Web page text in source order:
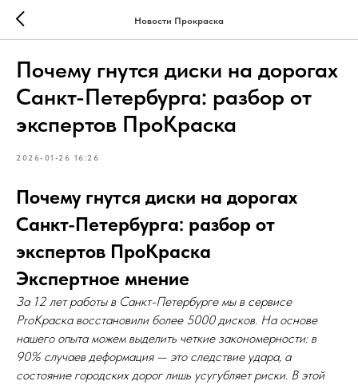
Новости Прокраска
Почему гнутся диски на дорогах
Санкт-Петербурга: разбор от
экспертов ПроКраска
2026-01-26 16:26
Почему гнутся диски на дорогах
Санкт-Петербурга: разбор от
экспертов ПроКраска
Экспертное мнение
За 12 лет работы в Санкт-Петербурге мы в сервисе
ProКраска восстановили более 5000 дисков. На основе
нашего опыта можем выделить четкие закономерности: в
90% случаев деформация — это следствие удара, а
состояние городских дорог лишь усугубляет риски. В этой